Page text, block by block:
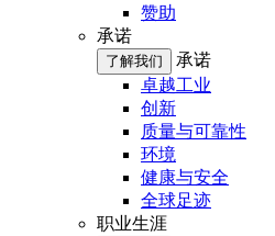
赞助
承诺
了解我们
承诺
卓越工业
创新
质量与可靠性
环境
健康与安全
全球足迹
职业生涯